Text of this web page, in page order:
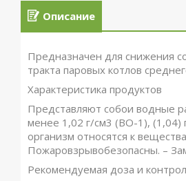
Описание
Предназначен для снижения
тракта паровых котлов
Характеристика продуктов
Представляют собои водные
менее 1,02 г/см3 (ВО-1), (1,04)
организм относятся к
Пожаровзрывобезопасны. –
Рекомендуемая доза и